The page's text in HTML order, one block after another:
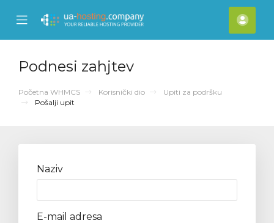
Mobile
Menu
Podnesi zahjtev
Početna WHMCS Korisnički dio
Upiti za podršku
Pošalji upit
Naziv
E-mail adresa